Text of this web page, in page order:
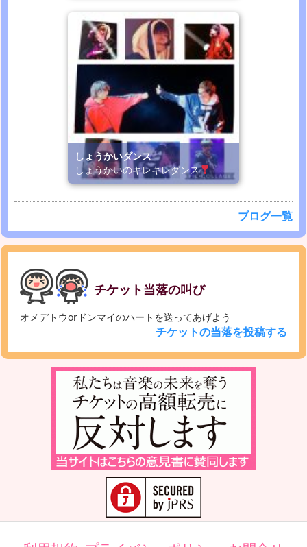
しょうかいダンス
しょうかいのキレキレダンス
ブログ一覧
チケット当落の叫び
オメデトウorドンマイのハートを送ってあげよう
チケットの当落を投稿する